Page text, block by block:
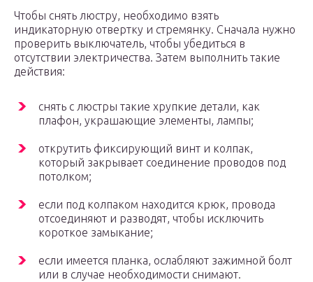
Чтобы снять люстру, необходимо взять
индикаторную отвертку и стремянку. Сначала нужно
проверить выключатель, чтобы убедиться в
отсутствии электричества. Затем выполнить такие
действия:
снять с люстры такие хрупкие детали, как
плафон, украшающие элементы, лампы;
открутить фиксирующий винт и колпак,
который закрывает соединение проводов под
потолком;
если под колпаком находится крюк, провода
отсоединяют и разводят, чтобы исключить
короткое замыкание;
если имеется планка, ослабляют зажимной болт
или в случае необходимости снимают.